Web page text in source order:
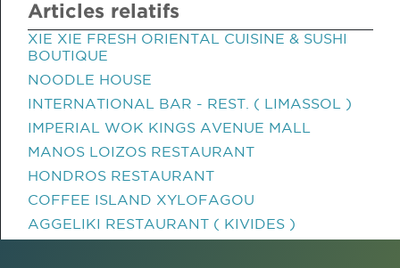
Articles relatifs
XIE XIE FRESH ORIENTAL CUISINE & SUSHI
BOUTIQUE
NOODLE HOUSE
INTERNATIONAL BAR - REST. ( LIMASSOL )
IMPERIAL WOK KINGS AVENUE MALL
MANOS LOIZOS RESTAURANT
HONDROS RESTAURANT
COFFEE ISLAND XYLOFAGOU
AGGELIKI RESTAURANT ( KIVIDES )